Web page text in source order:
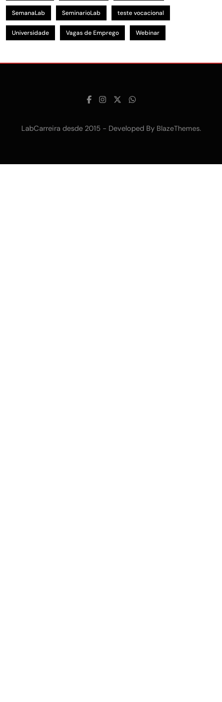
SemanaLab SeminarioLab teste vocacional
Universidade Vagas de Emprego Webinar
LabCarreira desde 2015 - Developed By BlazeThemes.